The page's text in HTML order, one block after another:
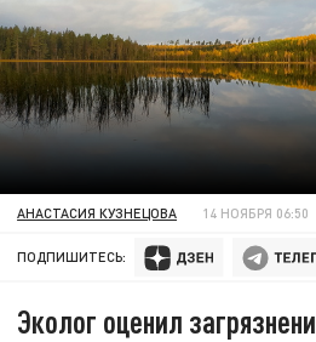
АНАСТАСИЯ КУЗНЕЦОВА 14 НОЯБРЯ 06:50
ПОДПИШИТЕСЬ:
Эколог оценил